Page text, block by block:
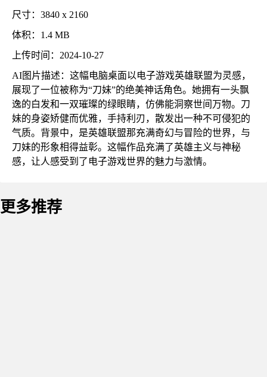
尺寸：3840 x 2160
体积：1.4 MB
上传时间：2024-10-27
AI图片描述：这幅电脑桌面以电子游戏英雄联盟为灵感，
展现了一位被称为“刀妹”的绝美神话角色。她拥有一头飘
逸的白发和一双璀璨的绿眼睛，仿佛能洞察世间万物。刀
妹的身姿矫健而优雅，手持利刃，散发出一种不可侵犯的
气质。背景中，是英雄联盟那充满奇幻与冒险的世界，与
刀妹的形象相得益彰。这幅作品充满了英雄主义与神秘
感，让人感受到了电子游戏世界的魅力与激情。
更多推荐